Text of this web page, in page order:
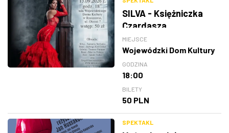
SILVA - Księżniczka
Czardasza
MIEJSCE
Wojewódzki Dom Kultury
GODZINA
18:00
BILETY
50 PLN
SPEKTAKL